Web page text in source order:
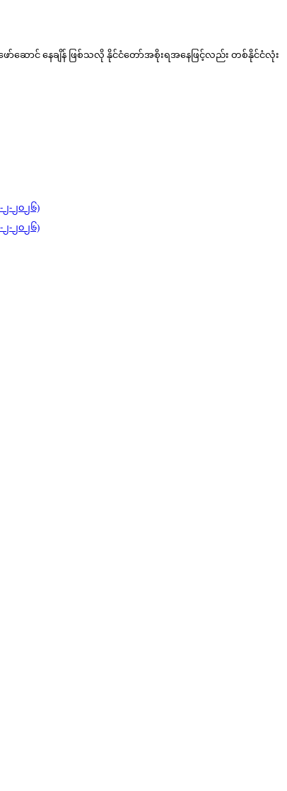
ာင် နေချိန် ဖြစ်သလို နိုင်ငံတော်အစိုးရအနေဖြင့်လည်း တစ်နိုင်ငံလုံး
-၂၀၂၆)
-၂၀၂၆)